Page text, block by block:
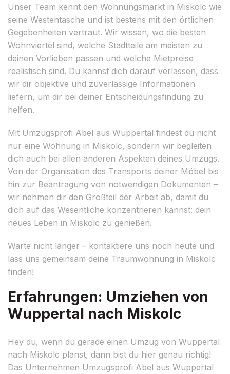
Unser Team kennt den Wohnungsmarkt in Miskolc wie
seine Westentasche und ist bestens mit den örtlichen
Gegebenheiten vertraut. Wir wissen, wo die besten
Wohnviertel sind, welche Stadtteile am meisten zu
deinen Vorlieben passen und welche Mietpreise
realistisch sind. Du kannst dich darauf verlassen, dass
wir dir objektive und zuverlässige Informationen
liefern, um dir bei deiner Entscheidungsfindung zu
helfen.
Mit Umzugsprofi Abel aus Wuppertal findest du nicht
nur eine Wohnung in Miskolc, sondern wir begleiten
dich auch bei allen anderen Aspekten deines Umzugs.
Von der Organisation des Transports deiner Möbel bis
hin zur Beantragung von notwendigen Dokumenten –
wir nehmen dir den Großteil der Arbeit ab, damit du
dich auf das Wesentliche konzentrieren kannst: dein
neues Leben in Miskolc zu genießen.
Warte nicht länger – kontaktiere uns noch heute und
lass uns gemeinsam deine Traumwohnung in Miskolc
finden!
Erfahrungen: Umziehen von
Wuppertal nach Miskolc
Hey du, wenn du gerade einen Umzug von Wuppertal
nach Miskolc planst, dann bist du hier genau richtig!
Das Unternehmen Umzugsprofi Abel aus Wuppertal